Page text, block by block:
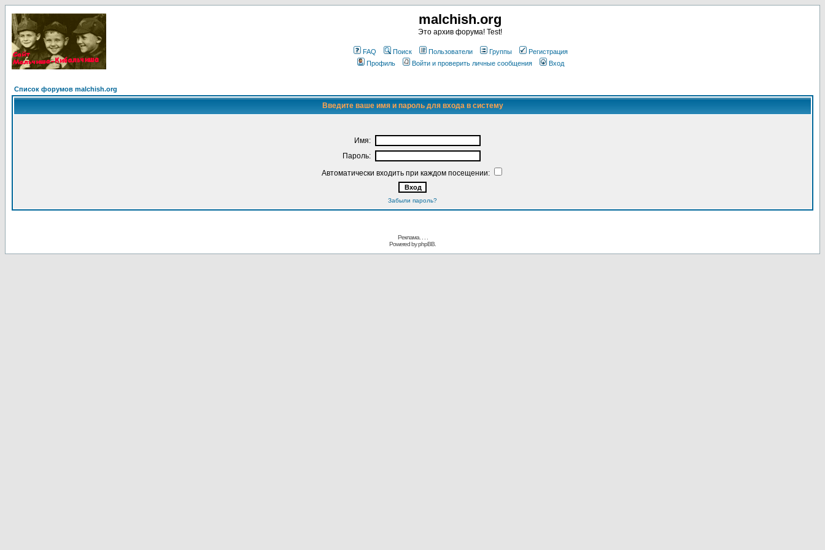
malchish.org
Это архив форума! Test!
FAQ Поиск Пользователи Группы
Регистрация
Профиль
Войти и проверить личные сообщения Вход
Список форумов malchish.org
Введите ваше имя и пароль для входа в систему
Имя:
Пароль:
Автоматически входить при каждом посещении:
Забыли пароль?
Реклама. . .
Powered byphpBB.